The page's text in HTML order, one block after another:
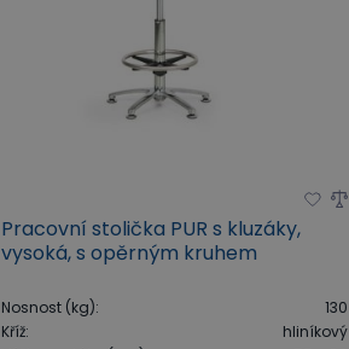
Pracovní stolička PUR s kluzáky,
vysoká, s opěrným kruhem
Nosnost (kg):
130
Kříž:
hliníkový